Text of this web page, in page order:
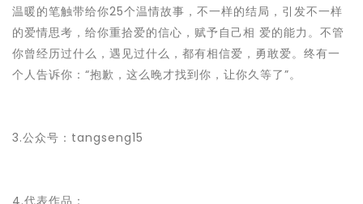
温暖的笔触带给你25个温情故事，不一样的结局，引发不一样
的爱情思考，给你重拾爱的信心，赋予自己相 爱的能力。不管
你曾经历过什么，遇见过什么，都有相信爱，勇敢爱。终有一
个人告诉你：“抱歉，这么晚才找到你，让你久等了”。
3.公众号：tangseng15
4.代表作品：